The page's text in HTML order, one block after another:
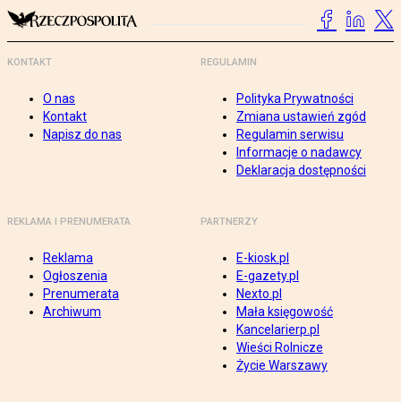
KONTAKT
O nas
Kontakt
Napisz do nas
REGULAMIN
Polityka Prywatności
Zmiana ustawień zgód
Regulamin serwisu
Informacje o nadawcy
Deklaracja dostępności
REKLAMA I PRENUMERATA
Reklama
Ogłoszenia
Prenumerata
Archiwum
PARTNERZY
E-kiosk.pl
E-gazety.pl
Nexto.pl
Mała księgowość
Kancelarierp.pl
Wieści Rolnicze
Życie Warszawy